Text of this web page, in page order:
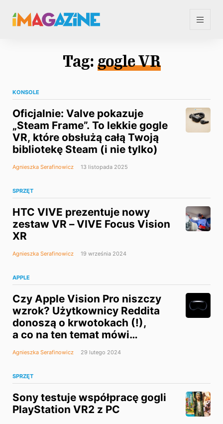
Tag: gogle VR
KONSOLE
Oficjalnie: Valve pokazuje
„Steam Frame”. To lekkie gogle
VR, które obsłużą całą Twoją
bibliotekę Steam (i nie tylko)
Agnieszka Serafinowicz 13 listopada 2025
SPRZĘT
HTC VIVE prezentuje nowy
zestaw VR – VIVE Focus Vision
XR
Agnieszka Serafinowicz 19 września 2024
APPLE
Czy Apple Vision Pro niszczy
wzrok? Użytkownicy Reddita
donoszą o krwotokach (!),
a co na ten temat mówi
ekspert?
Agnieszka Serafinowicz 29 lutego 2024
SPRZĘT
Sony testuje współpracę gogli
PlayStation VR2 z PC